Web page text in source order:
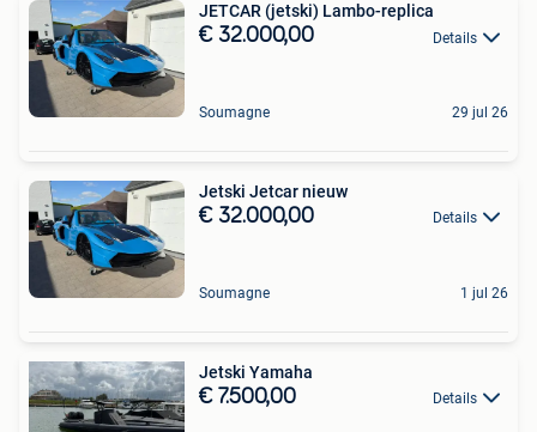
JETCAR (jetski) Lambo-replica
€ 32.000,00 Details
Soumagne 29 jul 26
Jetski Jetcar nieuw
€ 32.000,00 Details
Soumagne 1 jul 26
Jetski Yamaha
€ 7.500,00 Details